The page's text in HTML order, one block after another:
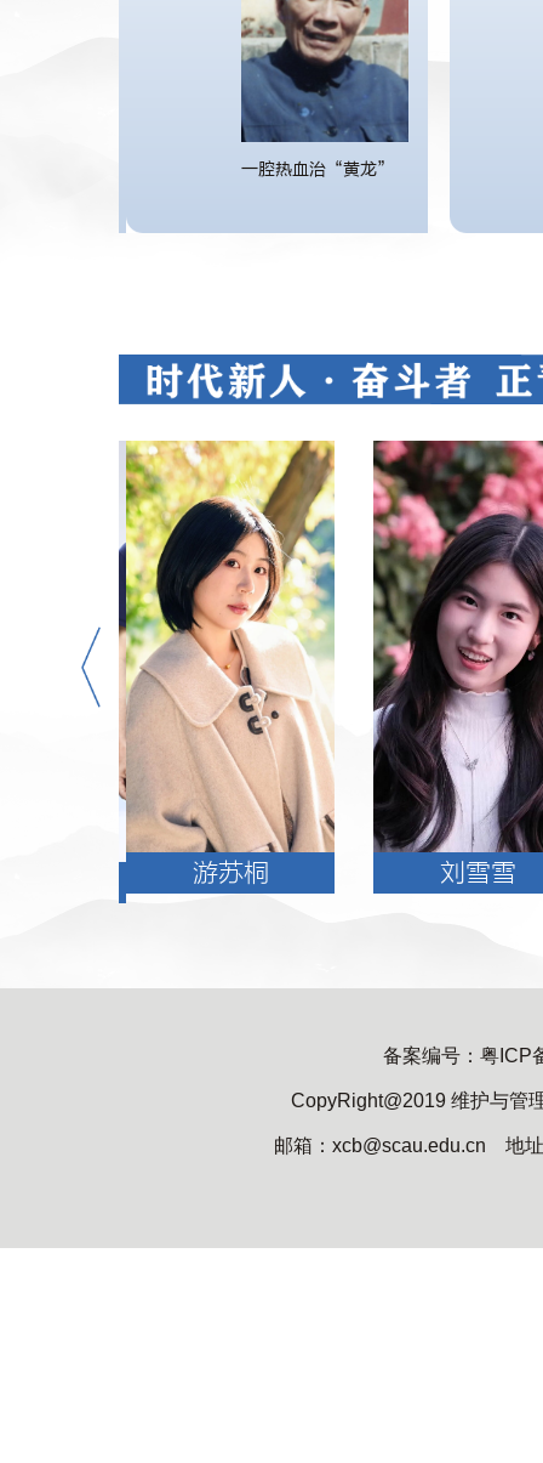
一腔热血治“黄龙”
游苏桐 刘雪雪
备案编号：粤ICP
CopyRight@2019 维护与管
邮箱：xcb@scau.edu.cn 地